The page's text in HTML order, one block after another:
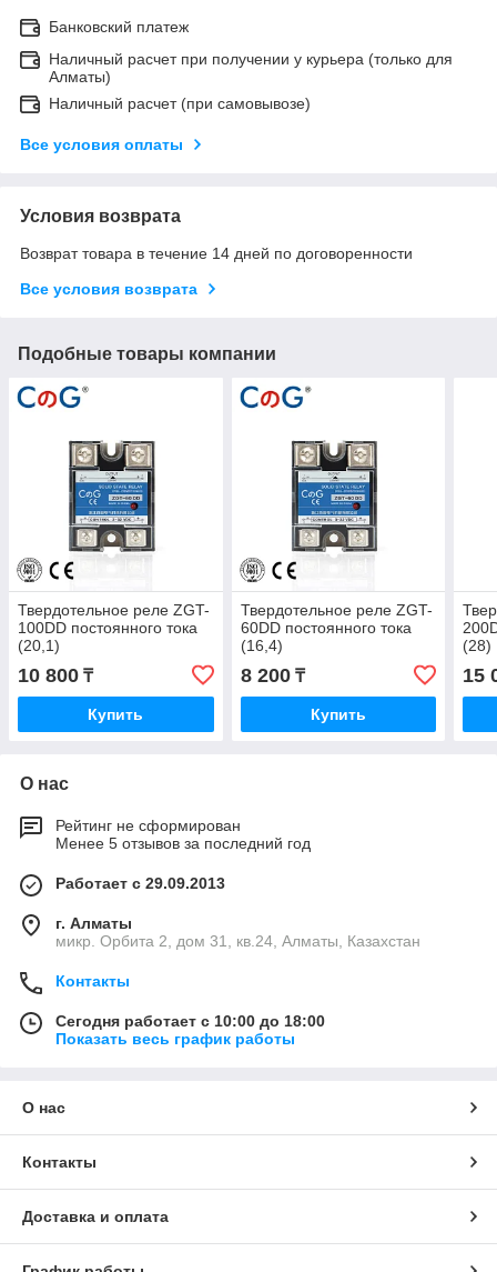
Банковский платеж
Наличный расчет при получении у курьера (только для
Алматы)
Наличный расчет (при самовывозе)
Все условия оплаты
Условия возврата
Возврат товара в течение 14 дней по договоренности
Все условия возврата
Подобные товары компании
Твердотельное реле ZGT-
100DD постоянного тока
(20,1)
10 800 ₸
Купить
Твердотельное реле ZGT-
60DD постоянного тока
(16,4)
8 200₸
Купить
(28)
15
О нас
Рейтинг не сформирован
Менее 5 отзывов за последний год
Работает с 29.09.2013
г. Алматы
микр. Орбита 2, дом 31, кв.24, Алматы, Казахстан
Контакты
Сегодня работает с 10:00 до 18:00
Показать весь график работы
О нас
Контакты
Доставка и оплата